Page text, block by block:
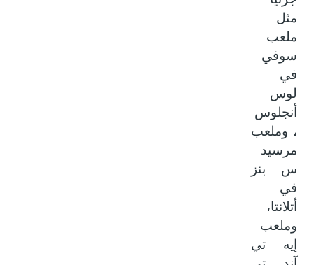
مثل
ملعب
سوفي
في
لوس
أنجلوس
، وملعب
مرسيد
س بنز
في
أتلانتا،
وملعب
إيه تي